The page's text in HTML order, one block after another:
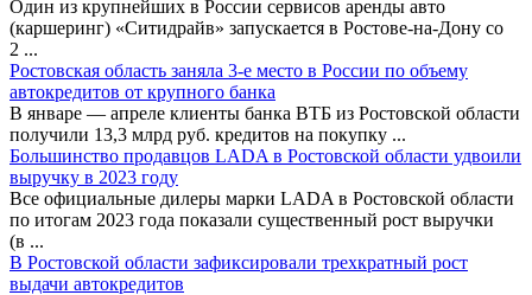
Один из крупнейших в России сервисов аренды авто
(каршеринг) «Ситидрайв» запускается в Ростове-на-Дону со
2 ...
Ростовская область заняла 3-е место в России по объему
автокредитов от крупного банка
В январе — апреле клиенты банка ВТБ из Ростовской области
получили 13,3 млрд руб. кредитов на покупку ...
Большинство продавцов LADA в Ростовской области удвоили
выручку в 2023 году
Все официальные дилеры марки LADA в Ростовской области
по итогам 2023 года показали существенный рост выручки
(в ...
В Ростовской области зафиксировали трехкратный рост
выдачи автокредитов